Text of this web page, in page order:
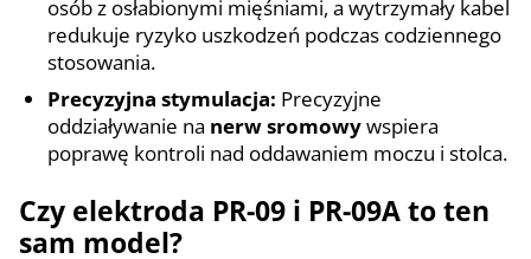
osób z osłabionymi mięśniami, a wytrzymały kabel
redukuje ryzyko uszkodzeń podczas codziennego
stosowania.
Precyzyjna stymulacja: Precyzyjne
oddziaływanie na nerw sromowywspiera
poprawę kontroli nad oddawaniem moczu i stolca.
Czy elektroda PR-09 i PR-09A to ten
sam model?